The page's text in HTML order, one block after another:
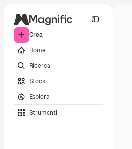
Crea
Home
Ricerca
Stock
Esplora
Strumenti